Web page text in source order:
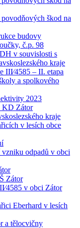
škod na
budovy
č.p. 98
v souvislosti s
kraje
III⁄4585 – II. etapa
a spolkového
2023
KD Zátor
kraje
v lesích obce
vzniku odpadů v obci
Zátor
v obci Zátor
Eberhard v lesích
a tělocvičny